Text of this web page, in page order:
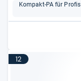
Kom­pakt-​PA für Pro­fis
12